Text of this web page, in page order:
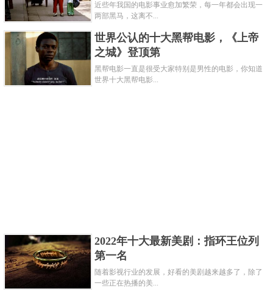
位于大智路44号大智无界·空中小镇七栋101，这家店其
实是一家猫咖，不过里面的甜品和饮品都是一流的，
餐饮区和猫猫区分开，坐在餐位上就能看到中心区域
可爱的猫猫们。
关键字：十大 饮品店
近些年我国的电影事业愈加繁荣，每一年都会出现一
两部黑马，这离不...
世界公认的十大黑帮电影，《上帝
之城》登顶第
黑帮电影一直是很受大家特别是男性的电影，你知道
世界十大黑帮电影...
2022年十大最新美剧：指环王位列
第一名
随着影视行业的发展，好看的美剧越来越多了，除了
一些正在热播的美...